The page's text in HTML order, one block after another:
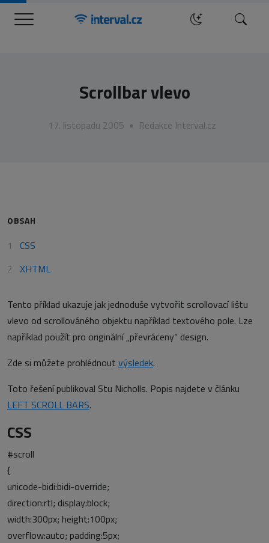
Menu Hledat
Scrollbar vlevo
17. listopadu 2005 • Redakce Interval.cz
OBSAH
CSS
XHTML
Tento příklad ukazuje jak jednoduše vytvořit scrollovací lištu
vlevo od scrollováného objektu například textového pole. Lze
například použít pro originální „převráceny“ design.
Zde si můžete prohlédnout výsledek.
Toto řešení publikoval Stu Nicholls. Popis najdete v článku
LEFT SCROLL BARS.
CSS
#scroll
{
unicode-bidi:bidi-override;
direction:rtl; display:block;
width:300px; height:100px;
overflow:auto; padding:5px;